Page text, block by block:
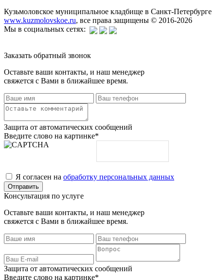
Кузьмоловское муниципальное кладбище в Санкт-Петербурге
www.kuzmolovskoe.ru, все права защищены © 2016-2026
Мы в социальных сетях:
Заказать обратный звонок
Оставьте ваши контакты, и наш менеджер
свяжется с Вами в ближайшее время.
Защита от автоматических сообщений
Введите слово на картинке*
Я согласен на обработку персональных данных
Консультация по услуге
Оставьте ваши контакты, и наш менеджер
свяжется с Вами в ближайшее время.
Защита от автоматических сообщений
Введите слово на картинке*